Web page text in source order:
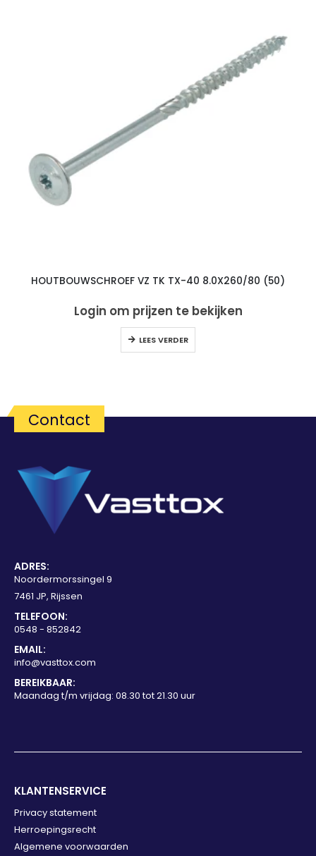
HOUTBOUWSCHROEF VZ TK TX-40 8.0X260/80 (50)
Login om prijzen te bekijken
LEES VERDER
Contact
ADRES:
Noordermorssingel 9
7461 JP, Rijssen
TELEFOON:
0548 - 852842
EMAIL:
info@vasttox.com
BEREIKBAAR:
Maandag t/m vrijdag: 08.30 tot 21.30 uur
KLANTENSERVICE
Privacy statement
Herroepingsrecht
Algemene voorwaarden